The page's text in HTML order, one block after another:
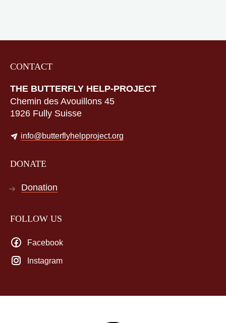
CONTACT
THE BUTTERFLY HELP-PROJECT
Chemin des Avouillons 45
1926 Fully Suisse
info@butterflyhelpproject.org
DONATE
Donation
FOLLOW US
Facebook
Instagram